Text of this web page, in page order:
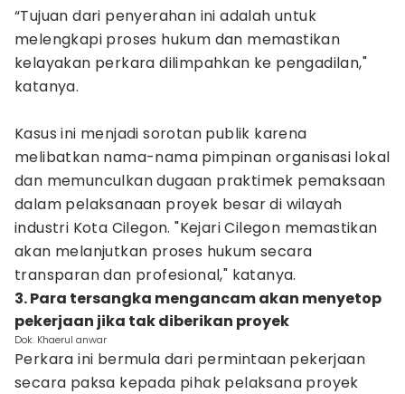
“Tujuan dari penyerahan ini adalah untuk
melengkapi proses hukum dan memastikan
kelayakan perkara dilimpahkan ke pengadilan,"
katanya.
Kasus ini menjadi sorotan publik karena
melibatkan nama-nama pimpinan organisasi lokal
dan memunculkan dugaan praktimek pemaksaan
dalam pelaksanaan proyek besar di wilayah
industri Kota Cilegon. "Kejari Cilegon memastikan
akan melanjutkan proses hukum secara
transparan dan profesional," katanya.
3. Para tersangka mengancam akan menyetop
pekerjaan jika tak diberikan proyek
Dok. Khaerul anwar
Perkara ini bermula dari permintaan pekerjaan
secara paksa kepada pihak pelaksana proyek